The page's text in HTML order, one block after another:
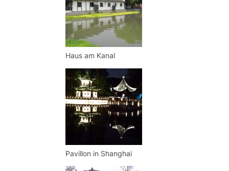
Haus am Kanal
Pavillon in Shanghai